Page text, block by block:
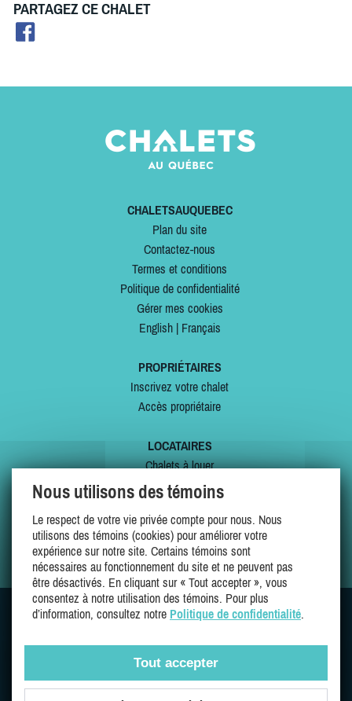
PARTAGEZ CE CHALET
CHALETSAUQUEBEC
Plan du site
Contactez-nous
Termes et conditions
Politique de confidentialité
Gérer mes cookies
English| Français
PROPRIÉTAIRES
Inscrivez votre chalet
Accès propriétaire
LOCATAIRES
Chalets à louer
Chalets à vendre
Offres spéciales
Mes favoris
SUIVEZ-NOUS SUR
Nous utilisons des témoins
Le respect de votre vie privée compte pour nous. Nous
utilisons des témoins (cookies) pour améliorer votre
expérience sur notre site. Certains témoins sont
nécessaires au fonctionnement du site et ne peuvent pas
être désactivés. En cliquant sur « Tout accepter », vous
consentez à notre utilisation des témoins. Pour plus
d’information, consultez notre Politique de confidentialité.
Tout accepter